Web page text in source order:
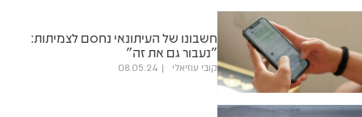
חשבונו של העיתונאי נחסם לצמיתות:
"נעבור גם את זה"
קובי עוזיאלי 08.05.24